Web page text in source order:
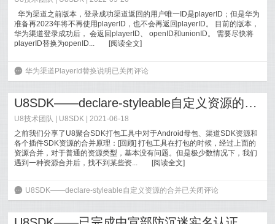
华为渠道之前版本，登录成功渠道返回的用户唯一ID是playerID；但是华为
准备再2023年将不再使用playerID，也不会再返回playerID。 目前的版本，
华为渠道登录成功后， 会返回playerID、 openID和unionID。 需要尽快将
playerID替换为openID...
[阅读全文]
6 华为渠道PlayerId替换说明 已关闭评论
U8SDK——declare-styleable自定义资源的合并
U8技术团队 | U8SDK | 2021-06-18
之前我们分享了U8聚合SDK打包工具中对于Android母包、渠道SDK资源和
各个插件SDK资源的合并原理：[回顾] 打包工具在打包的时候，经过上面的
资源合并，对于普通的资源类型，基本没有问题。但是极少数情况下，我们
遇到一种资源合并后，找不到某些资...
[阅读全文]
6 U8SDK——declare-styleable自定义资源的合并已关闭评论